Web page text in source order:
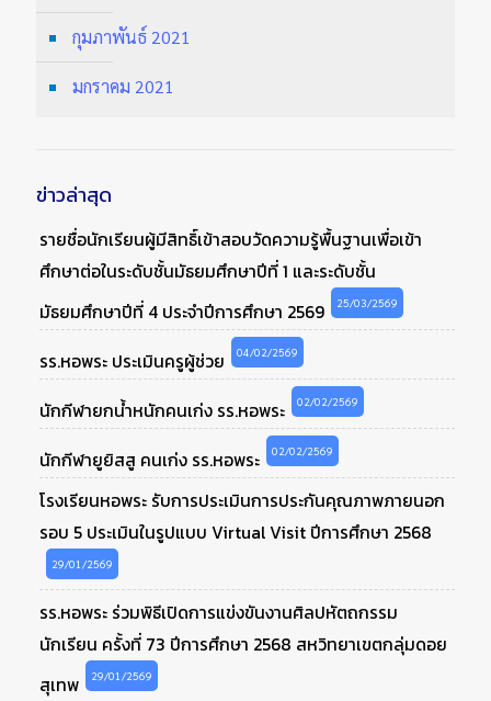
กุมภาพันธ์ 2021
มกราคม 2021
ข่าวล่าสุด
รายชื่อนักเรียนผู้มีสิทธิ์เข้าสอบวัดความรู้พื้นฐานเพื่อเข้า
ศึกษาต่อในระดับชั้นมัธยมศึกษาปีที่ 1 และระดับชั้น
มัธยมศึกษาปีที่ 4 ประจำปีการศึกษา 2569
25/03/2569
รร.หอพระ ประเมินครูผู้ช่วย 04/02/2569
นักกีฬายกน้ำหนักคนเก่ง รร.หอพระ 02/02/2569
นักกีฬายูยิสสู คนเก่ง รร.หอพระ 02/02/2569
โรงเรียนหอพระ รับการประเมินการประกันคุณภาพภายนอก
รอบ 5 ประเมินในรูปแบบ Virtual Visit ปีการศึกษา 2568
29/01/2569
รร.หอพระ ร่วมพิธีเปิดการแข่งขันงานศิลปหัตถกรรม
นักเรียน ครั้งที่ 73 ปีการศึกษา 2568 สหวิทยาเขตกลุ่มดอย
สุเทพ
29/01/2569